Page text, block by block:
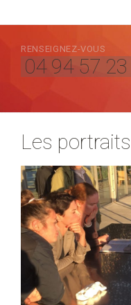
RENSEIGNEZ-VOUS
04 94 57
Les portraits